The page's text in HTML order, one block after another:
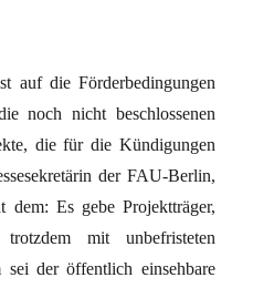
auf die Förderbedingungen
noch nicht beschlossenen
die für die Kündigungen
der FAU-Berlin,
dem: Es gebe Projektträger,
mit unbefristeten
sei der öffentlich einsehbare